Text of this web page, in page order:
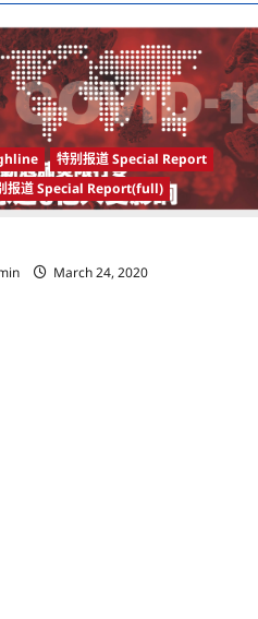
特别报道 Special Report
报道 Special Report(full)
March 24, 2020